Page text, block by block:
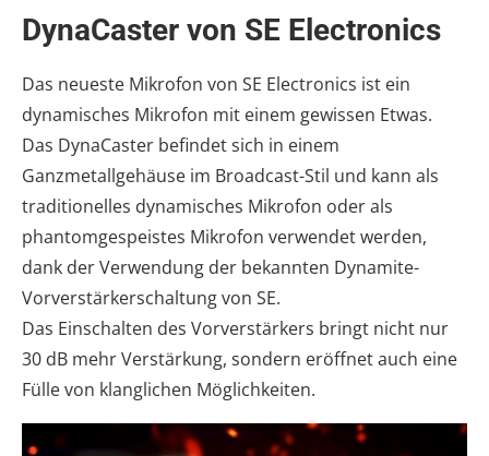
DynaCaster von SE Electronics
Das neueste Mikrofon von SE Electronics ist ein
dynamisches Mikrofon mit einem gewissen Etwas.
Das DynaCaster befindet sich in einem
Ganzmetallgehäuse im Broadcast-Stil und kann als
traditionelles dynamisches Mikrofon oder als
phantomgespeistes Mikrofon verwendet werden,
dank der Verwendung der bekannten Dynamite-
Vorverstärkerschaltung von SE.
Das Einschalten des Vorverstärkers bringt nicht nur
30 dB mehr Verstärkung, sondern eröffnet auch eine
Fülle von klanglichen Möglichkeiten.